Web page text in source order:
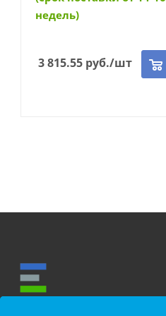
недель)
3 815.55 руб./шт